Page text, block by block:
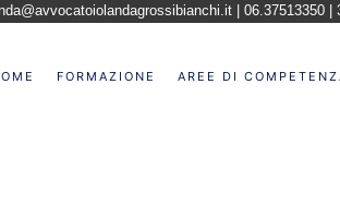
| 06.37513350 |
FORMAZIONE AREE DI